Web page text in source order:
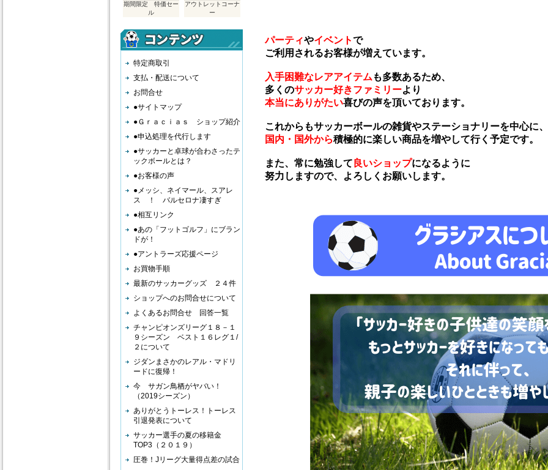
期間限定 特価セー
ル
アウトレットコーナ
ー
特定商取引
支払・配送について
お問合せ
●サイトマップ
●Ｇｒａｃｉａｓ ショップ紹介
●申込処理を代行します
●サッカーと卓球が合わさったテ
ックボールとは？
●お客様の声
●メッシ、ネイマール、スアレ
ス ！ バルセロナ凄すぎ
●相互リンク
●あの「フットゴルフ」にブラン
ドが！
●アントラーズ応援ページ
お買物手順
最新のサッカーグッズ ２４件
ショップへのお問合せについて
よくあるお問合せ 回答一覧
チャンピオンズリーグ１８－１
９シーズン ベスト１６レグ１/
２について
ジダンまさかのレアル・マドリ
ードに復帰！
今 サガン鳥栖がヤバい！
（2019シーズン）
ありがとうトーレス！トーレス
引退発表について
サッカー選手の夏の移籍金
TOP3（２０１９）
圧巻！Jリーグ大量得点差の試合
パーティやイベントで
ご利用されるお客様が増えています。
入手困難なレアアイテム も多数あるため、
多くのサッカー好きファミリーより
本当にありがたい喜びの声を頂いております。
これからもサッカーボールの雑貨やステーショナリーを中心に、
国内・国外から積極的に楽しい商品を増やして行く予定です。
また、常に勉強して 良いショップになるように
努力しますので、よろしくお願いします。